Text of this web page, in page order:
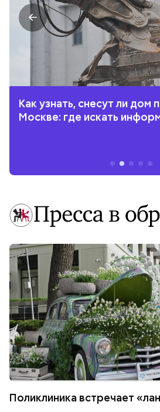
Как узнать, снесут ли дом
Москве: где искать
Поликлиника встречает